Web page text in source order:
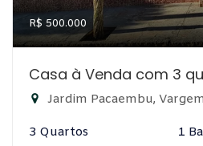
R$ 500.000
Casa à Venda com 3
Jardim Pacaembu,
3 Quartos 1